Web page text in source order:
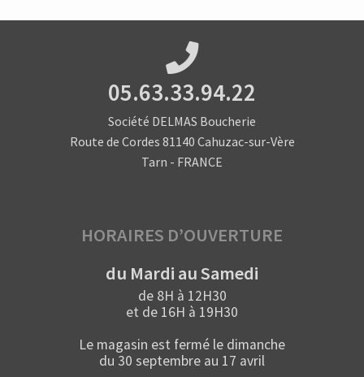
05.63.33.94.22
Société DELMAS Boucherie
Route de Cordes 81140 Cahuzac-sur-Vère
Tarn - FRANCE
HORAIRES D’OUVERTURE
du Mardi au Samedi
de 8H à 12H30
et de 16H à 19H30
Le magasin est fermé le dimanche
du 30 septembre au 17 avril